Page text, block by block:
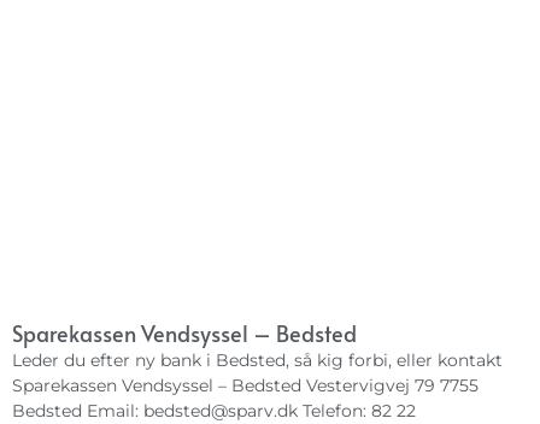
Sparekassen Vendsyssel – Bedsted
Leder du efter ny bank i Bedsted, så kig forbi, eller kontakt
Sparekassen Vendsyssel – Bedsted Vestervigvej 79 7755
Bedsted Email: bedsted@sparv.dk Telefon: 82 22